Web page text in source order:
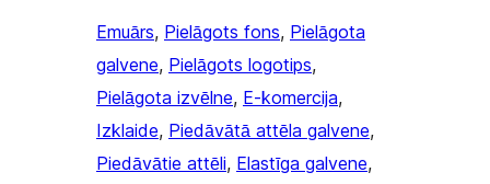
Emuārs, Pielāgots fons, Pielāgota
galvene, Pielāgots logotips
Pielāgota izvēlne, E-komercija
Izklaide, Piedāvātā attēla galvene
Piedāvātie attēli, Elastīga galvene